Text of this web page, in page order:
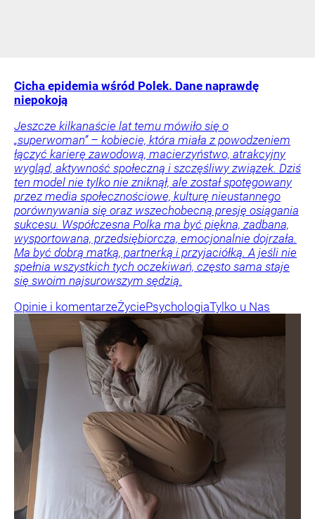
Cicha epidemia wśród Polek. Dane naprawdę
niepokoją
Jeszcze kilkanaście lat temu mówiło się o
„superwoman” – kobiecie, która miała z powodzeniem
łączyć karierę zawodową, macierzyństwo, atrakcyjny
wygląd, aktywność społeczną i szczęśliwy związek. Dziś
ten model nie tylko nie zniknął, ale został spotęgowany
przez media społecznościowe, kulturę nieustannego
porównywania się oraz wszechobecną presję osiągania
sukcesu. Współczesna Polka ma być piękna, zadbana,
wysportowana, przedsiębiorcza, emocjonalnie dojrzała.
Ma być dobrą matką, partnerką i przyjaciółką. A jeśli nie
spełnia wszystkich tych oczekiwań, często sama staje
się swoim najsurowszym sędzią.
Opinie i komentarzeŻyciePsychologiaTylko u Nas